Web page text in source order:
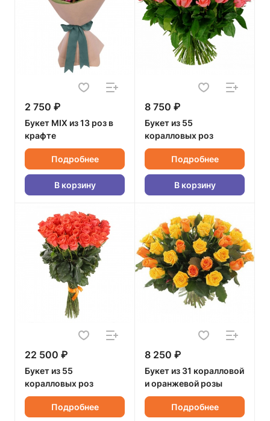
2 750 ₽
Букет MIX из 13 роз в
крафте
Подробнее
В корзину
8 750 ₽
Букет из 55
коралловых роз
Подробнее
В корзину
22 500 ₽
Букет из 55
коралловых роз
Подробнее
8 250 ₽
Букет из 31 коралловой
и оранжевой розы
Подробнее